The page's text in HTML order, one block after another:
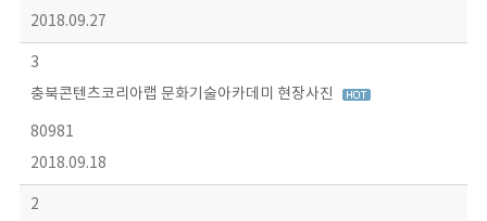
2018.09.27
3
충북콘텐츠코리아랩 문화기술아카데미 현장사진
80981
2018.09.18
2